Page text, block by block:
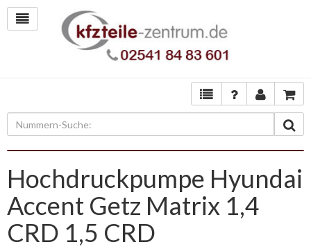
Hochdruckpumpe Hyundai
Accent Getz Matrix 1,4
CRD 1,5 CRD